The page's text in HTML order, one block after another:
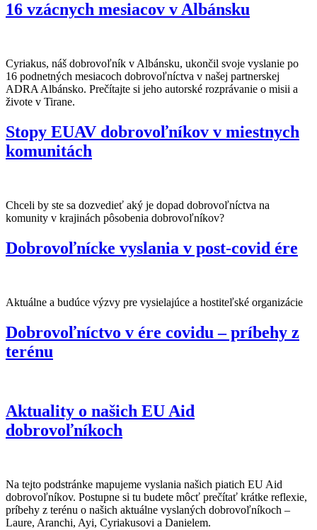
16 vzácnych mesiacov v Albánsku
Cyriakus, náš dobrovoľník v Albánsku, ukončil svoje vyslanie po
16 podnetných mesiacoch dobrovoľníctva v našej partnerskej
ADRA Albánsko. Prečítajte si jeho autorské rozprávanie o misii a
živote v Tirane.
Stopy EUAV dobrovoľníkov v miestnych
komunitách
Chceli by ste sa dozvedieť aký je dopad dobrovoľníctva na
komunity v krajinách pôsobenia dobrovoľníkov?
Dobrovoľnícke vyslania v post-covid ére
Aktuálne a budúce výzvy pre vysielajúce a hostiteľské organizácie
Dobrovoľníctvo v ére covidu – príbehy z
terénu
Aktuality o našich EU Aid
dobrovoľníkoch
Na tejto podstránke mapujeme vyslania našich piatich EU Aid
dobrovoľníkov. Postupne si tu budete môcť prečítať krátke reflexie,
príbehy z terénu o našich aktuálne vyslaných dobrovoľníkoch –
Laure, Aranchi, Ayi, Cyriakusovi a Danielem.